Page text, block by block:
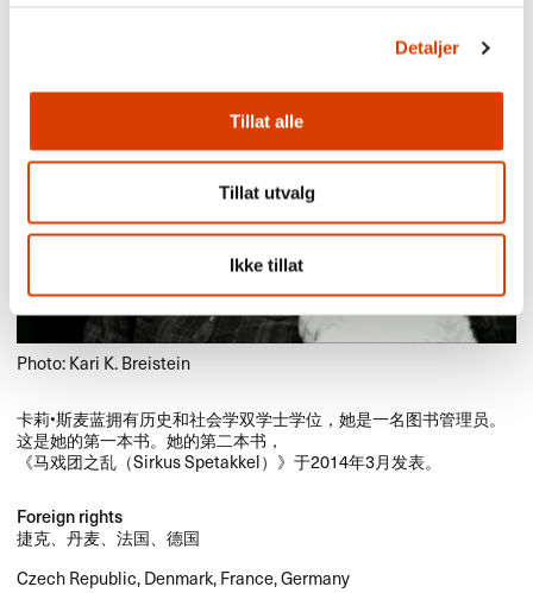
Detaljer
Tillat alle
Tillat utvalg
Ikke tillat
Photo: Kari K. Breistein
​卡莉•斯麦蓝拥有历史和社会学双学士学位，​她是一名图书管理员。​
这是她的第一本书。​她的第二本书，​​
《马戏团之乱​（​Sirkus Spetakkel​）》​于​2014​年​3​月发表。​​
Foreign rights
捷克、丹麦、法国、德国
Czech Republic, Denmark, France, Germany